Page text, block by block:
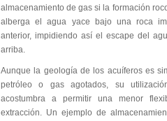
almacenamiento de gas si la formación
alberga el agua yace bajo una roca
anterior, impidiendo así el escape del
arriba.
Aunque la geología de los acuíferos es
petróleo o gas agotados, su
acostumbra a permitir una menor
extracción. Un ejemplo de